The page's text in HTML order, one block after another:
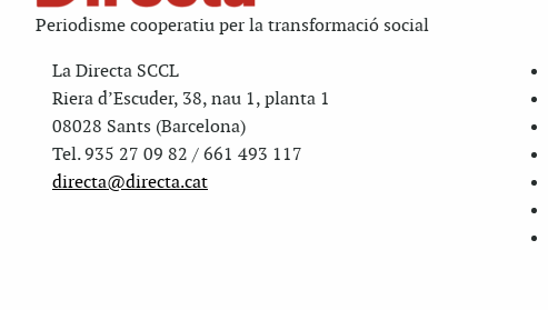
Periodisme cooperatiu per la transformació social
La Directa SCCL
Riera d’Escuder, 38, nau 1, planta 1
08028 Sants (Barcelona)
Tel. 935 27 09 82 / 661 493 117
directa@directa.cat